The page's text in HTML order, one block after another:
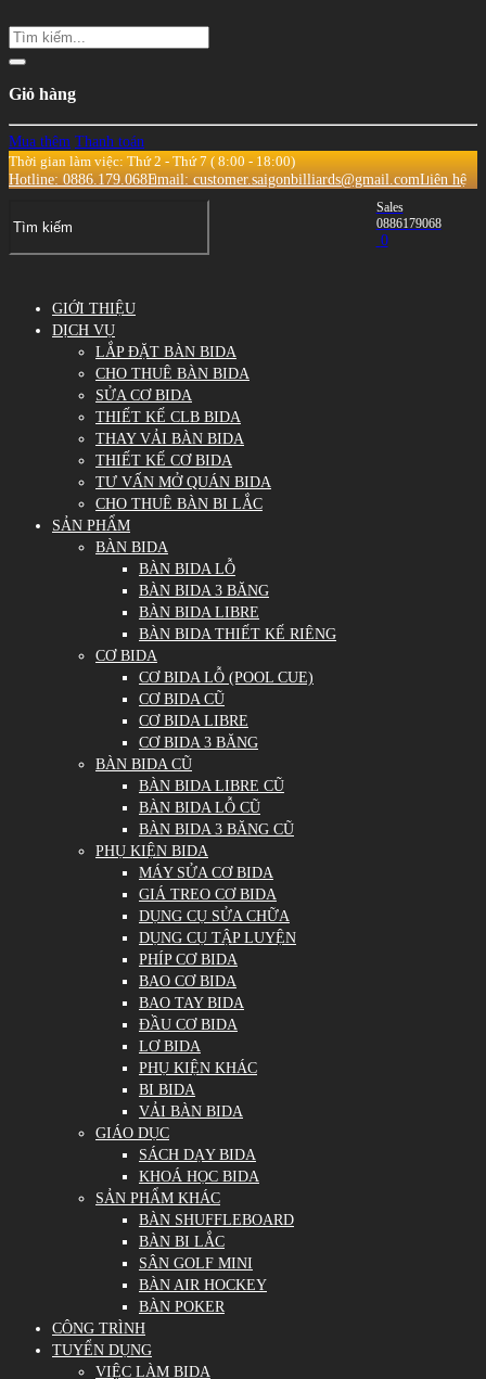
Giỏ hàng
Mua thêm Thanh toán
Thời gian làm việc: Thứ 2 - Thứ 7 ( 8:00 - 18:00)
Hotline: 0886.179.068Email: customer.saigonbilliards@gmail.comLiên hệ
Sales
0886179068
0
GIỚI THIỆU
DỊCH VỤ
LẮP ĐẶT BÀN BIDA
CHO THUÊ BÀN BIDA
SỬA CƠ BIDA
THIẾT KẾ CLB BIDA
THAY VẢI BÀN BIDA
THIẾT KẾ CƠ BIDA
TƯ VẤN MỞ QUÁN BIDA
CHO THUÊ BÀN BI LẮC
SẢN PHẨM
BÀN BIDA
BÀN BIDA LỖ
BÀN BIDA 3 BĂNG
BÀN BIDA LIBRE
BÀN BIDA THIẾT KẾ RIÊNG
CƠ BIDA
CƠ BIDA LỖ (POOL CUE)
CƠ BIDA CŨ
CƠ BIDA LIBRE
CƠ BIDA 3 BĂNG
BÀN BIDA CŨ
BÀN BIDA LIBRE CŨ
BÀN BIDA LỖ CŨ
BÀN BIDA 3 BĂNG CŨ
PHỤ KIỆN BIDA
MÁY SỬA CƠ BIDA
GIÁ TREO CƠ BIDA
DỤNG CỤ SỬA CHỮA
DỤNG CỤ TẬP LUYỆN
PHÍP CƠ BIDA
BAO CƠ BIDA
BAO TAY BIDA
ĐẦU CƠ BIDA
LƠ BIDA
PHỤ KIỆN KHÁC
BI BIDA
VẢI BÀN BIDA
GIÁO DỤC
SÁCH DẠY BIDA
KHOÁ HỌC BIDA
SẢN PHẨM KHÁC
BÀN SHUFFLEBOARD
BÀN BI LẮC
SÂN GOLF MINI
BÀN AIR HOCKEY
BÀN POKER
CÔNG TRÌNH
TUYỂN DỤNG
VIỆC LÀM BIDA